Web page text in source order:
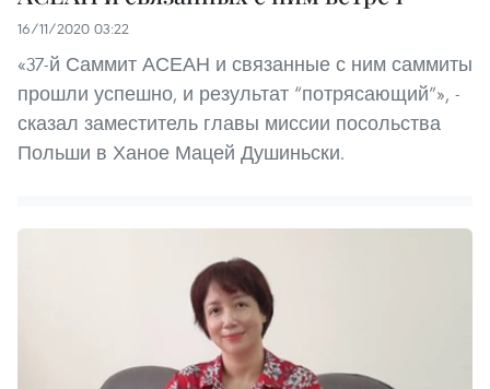
16/11/2020 03:22
«37-й Саммит АСЕАН и связанные с ним саммиты
прошли успешно, и результат “потрясающий”», -
сказал заместитель главы миссии посольства
Польши в Ханое Мацей Душиньски.